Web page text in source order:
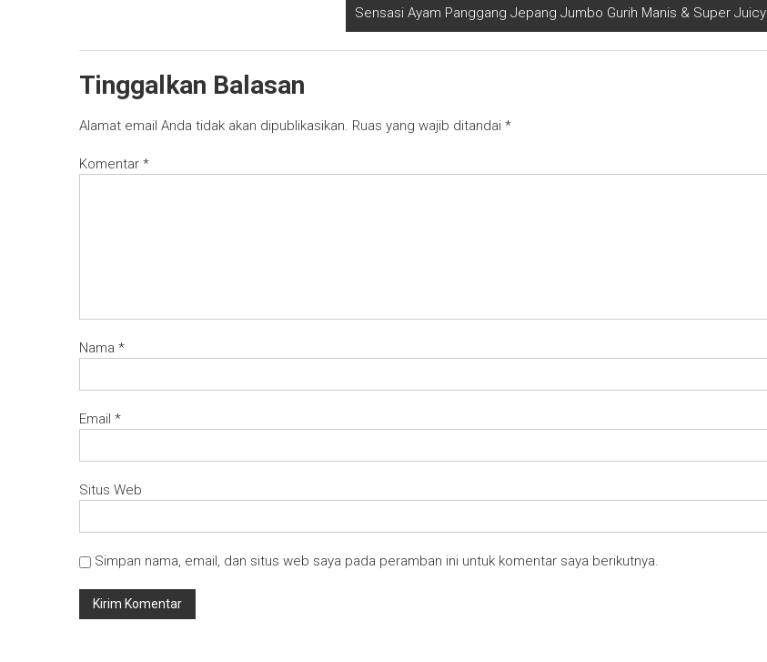
Sensasi Ayam Panggang Jepang Jumbo Gurih Manis & Super Juicy
Tinggalkan Balasan
Alamat email Anda tidak akan dipublikasikan. Ruas yang wajib ditandai *
Komentar *
Nama *
Email *
Situs Web
Simpan nama, email, dan situs web saya pada peramban ini untuk komentar saya berikutnya.